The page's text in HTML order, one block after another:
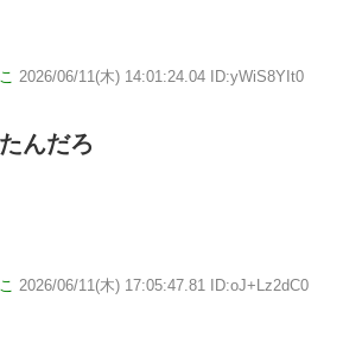
2026/06/11(木) 14:01:24.04 ID:yWiS8YIt0
んだろ
2026/06/11(木) 17:05:47.81 ID:oJ+Lz2dC0